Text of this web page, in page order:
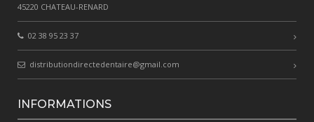
45220 CHATEAU-RENARD
02 38 95 23 37
distributiondirectedentaire@gmail.com
INFORMATIONS